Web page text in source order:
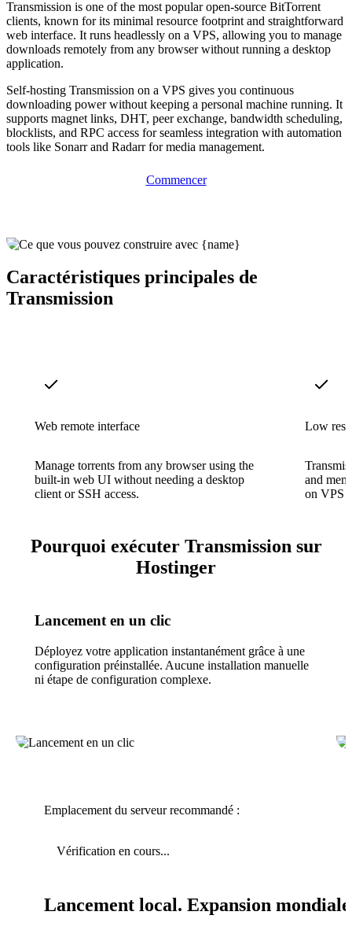
Transmission is one of the most popular open-source BitTorrent
clients, known for its minimal resource footprint and straightforward
web interface. It runs headlessly on a VPS, allowing you to manage
downloads remotely from any browser without running a desktop
application.
Self-hosting Transmission on a VPS gives you continuous
downloading power without keeping a personal machine running. It
supports magnet links, DHT, peer exchange, bandwidth scheduling,
blocklists, and RPC access for seamless integration with automation
tools like Sonarr and Radarr for media management.
Commencer
Caractéristiques principales de
Transmission
Web remote interface
Manage torrents from any browser using the
built-in web UI without needing a desktop
client or SSH access.
Low
and
on VPS
Pourquoi exécuter Transmission sur
Hostinger
Lancement en un clic
Déployez votre application instantanément grâce à une
configuration préinstallée. Aucune installation manuelle
ni étape de configuration complexe.
Emplacement du serveur recommandé :
Vérification en cours...
Lancement local. Expansion